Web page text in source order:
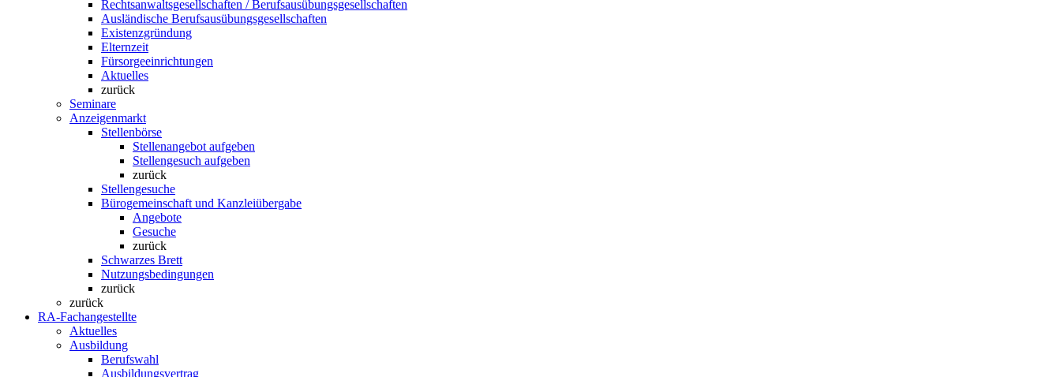
Rechtsanwaltsgesellschaften / Berufsausübungsgesellschaften
Ausländische Berufsausübungsgesellschaften
Existenzgründung
Elternzeit
Fürsorgeeinrichtungen
Aktuelles
zurück
Seminare
Anzeigenmarkt
Stellenbörse
Stellenangebot aufgeben
Stellengesuch aufgeben
zurück
Stellengesuche
Bürogemeinschaft und Kanzleiübergabe
Angebote
Gesuche
zurück
Schwarzes Brett
Nutzungsbedingungen
zurück
zurück
RA-Fachangestellte
Aktuelles
Ausbildung
Berufswahl
Ausbildungsvertrag